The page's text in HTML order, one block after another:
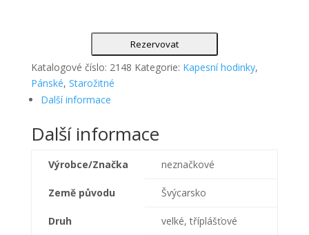
Rezervovat
Katalogové číslo: 2148 Kategorie: Kapesní hodinky,
Pánské, Starožitné
Další informace
Další informace
Výrobce/Značka neznačkové
Země původu Švýcarsko
Druh velké, tříplášťové